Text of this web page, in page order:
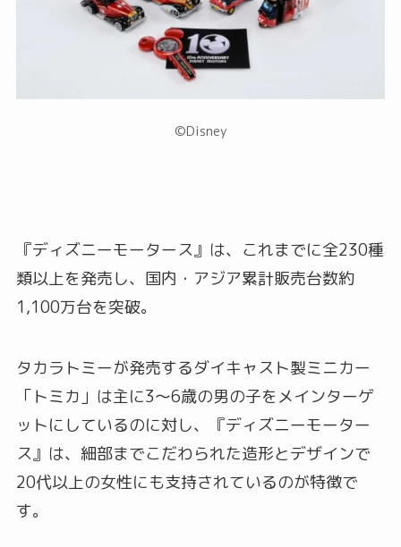
©Disney
『ディズニーモータース』は、これまでに全230種
類以上を発売し、国内・アジア累計販売台数約
1,100万台を突破。
タカラトミーが発売するダイキャスト製ミニカー
「トミカ」は主に3～6歳の男の子をメインターゲ
ットにしているのに対し、『ディズニーモーター
ス』は、細部までこだわられた造形とデザインで
20代以上の女性にも支持されているのが特徴で
す。